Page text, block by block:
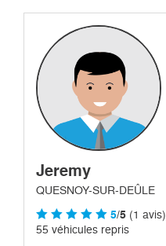
Jeremy
QUESNOY-SUR-DEÛLE
5/5 (1 avis)
55 véhicules repris